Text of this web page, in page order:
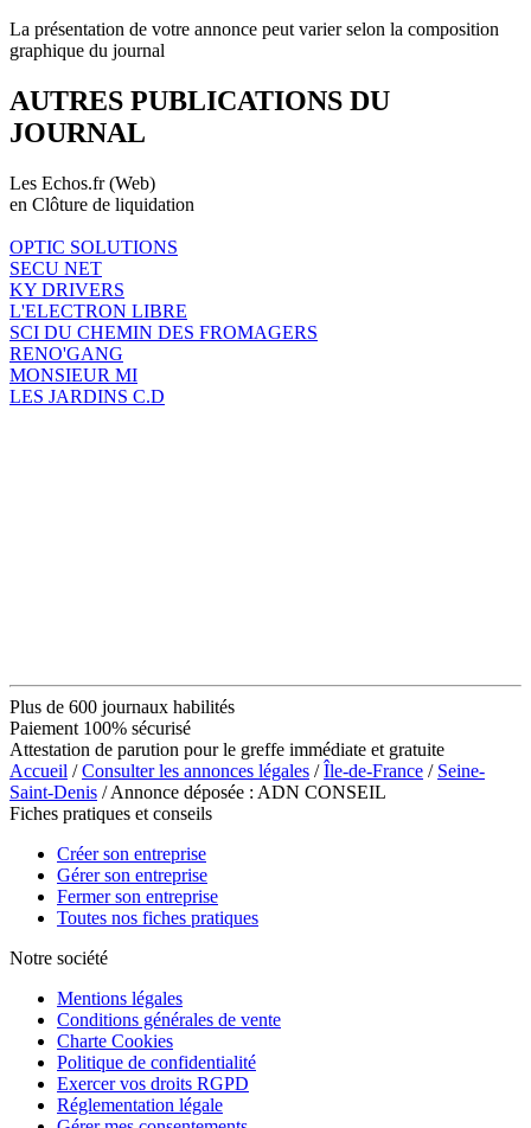
La présentation de votre annonce peut varier selon la composition
graphique du journal
AUTRES PUBLICATIONS DU
JOURNAL
Les Echos.fr (Web)
en Clôture de liquidation
OPTIC SOLUTIONS
SECU NET
KY DRIVERS
L'ELECTRON LIBRE
SCI DU CHEMIN DES FROMAGERS
RENO'GANG
MONSIEUR MI
LES JARDINS C.D
Plus de 600 journaux habilités
Paiement 100% sécurisé
Attestation de parution pour le greffe immédiate et gratuite
Accueil /Consulter les annonces légales /Île-de-France / Seine-
Saint-Denis / Annonce déposée : ADN CONSEIL
Fiches pratiques et conseils
Créer son entreprise
Gérer son entreprise
Fermer son entreprise
Toutes nos fiches pratiques
Notre société
Mentions légales
Conditions générales de vente
Charte Cookies
Politique de confidentialité
Exercer vos droits RGPD
Réglementation légale